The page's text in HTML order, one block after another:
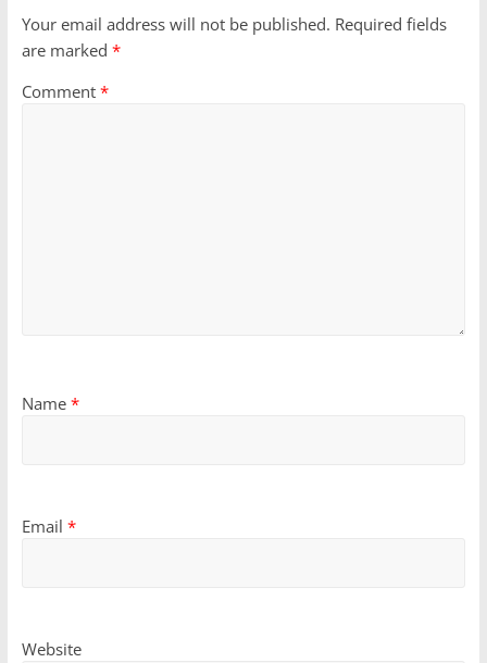
Your email address will not be published. Required fields
are marked *
Comment *
Name *
Email *
Website